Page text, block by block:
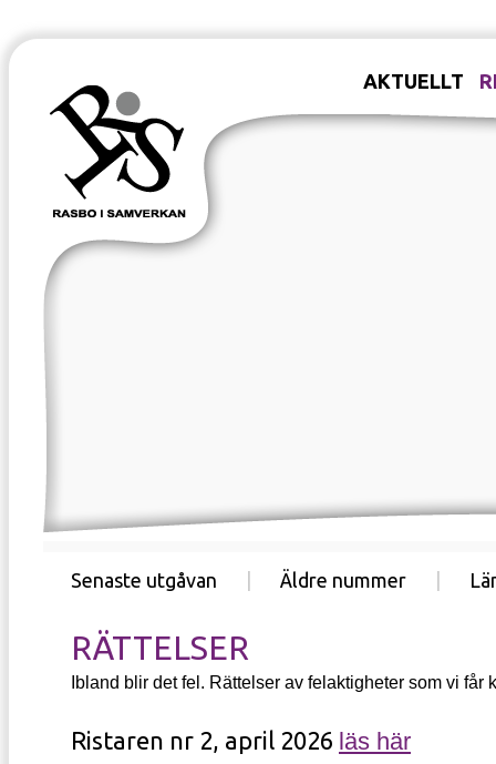
AKTUELLT
Senaste utgåvan Äldre nummer
RÄTTELSER
Ibland blir det fel. Rättelser av felaktigheter som vi får
Ristaren nr 2, april 2026 läs här